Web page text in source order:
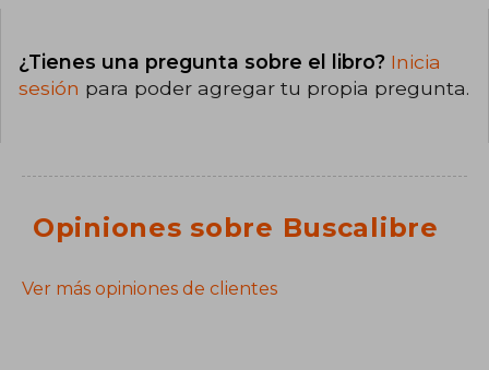
¿Tienes una pregunta sobre el libro? Inicia
sesión para poder agregar tu propia pregunta.
Opiniones sobre Buscalibre
Ver más opiniones de clientes